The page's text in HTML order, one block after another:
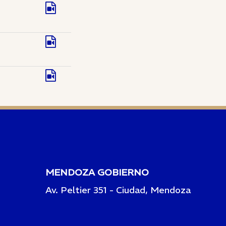
MENDOZA GOBIERNO
Av. Peltier 351 - Ciudad, Mendoza